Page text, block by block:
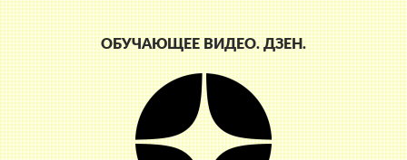
ОБУЧАЮЩЕЕ ВИДЕО. ДЗЕН.